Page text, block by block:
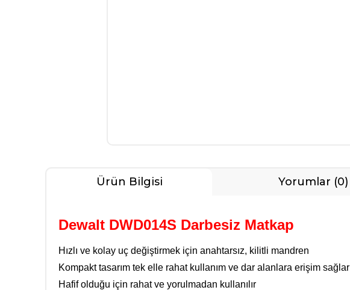
Ürün Bilgisi Yorumlar (0)
Dewalt DWD014S Darbesiz Matkap
Hızlı ve kolay uç değiştirmek için anahtarsız, kilitli mandren
Kompakt tasarım tek elle rahat kullanım ve dar alanlara erişim sağlar
Hafif olduğu için rahat ve yorulmadan kullanılır